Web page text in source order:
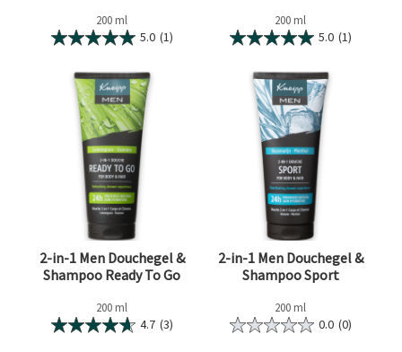
200 ml
5.0 (1)
200 ml
5.0 (1)
2-in-1 Men Douchegel &
Shampoo Ready To Go
200 ml
4.7 (3)
2-in-1 Men Douchegel &
Shampoo Sport
200 ml
0.0 (0)